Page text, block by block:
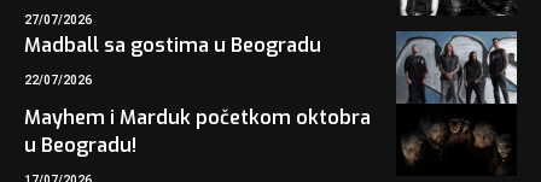
27/07/2026
Madball sa gostima u Beogradu
22/07/2026
Mayhem i Marduk početkom oktobra
u Beogradu!